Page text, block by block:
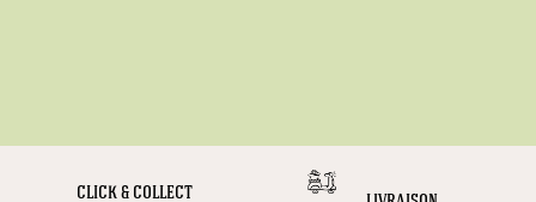
CLICK & COLLECT